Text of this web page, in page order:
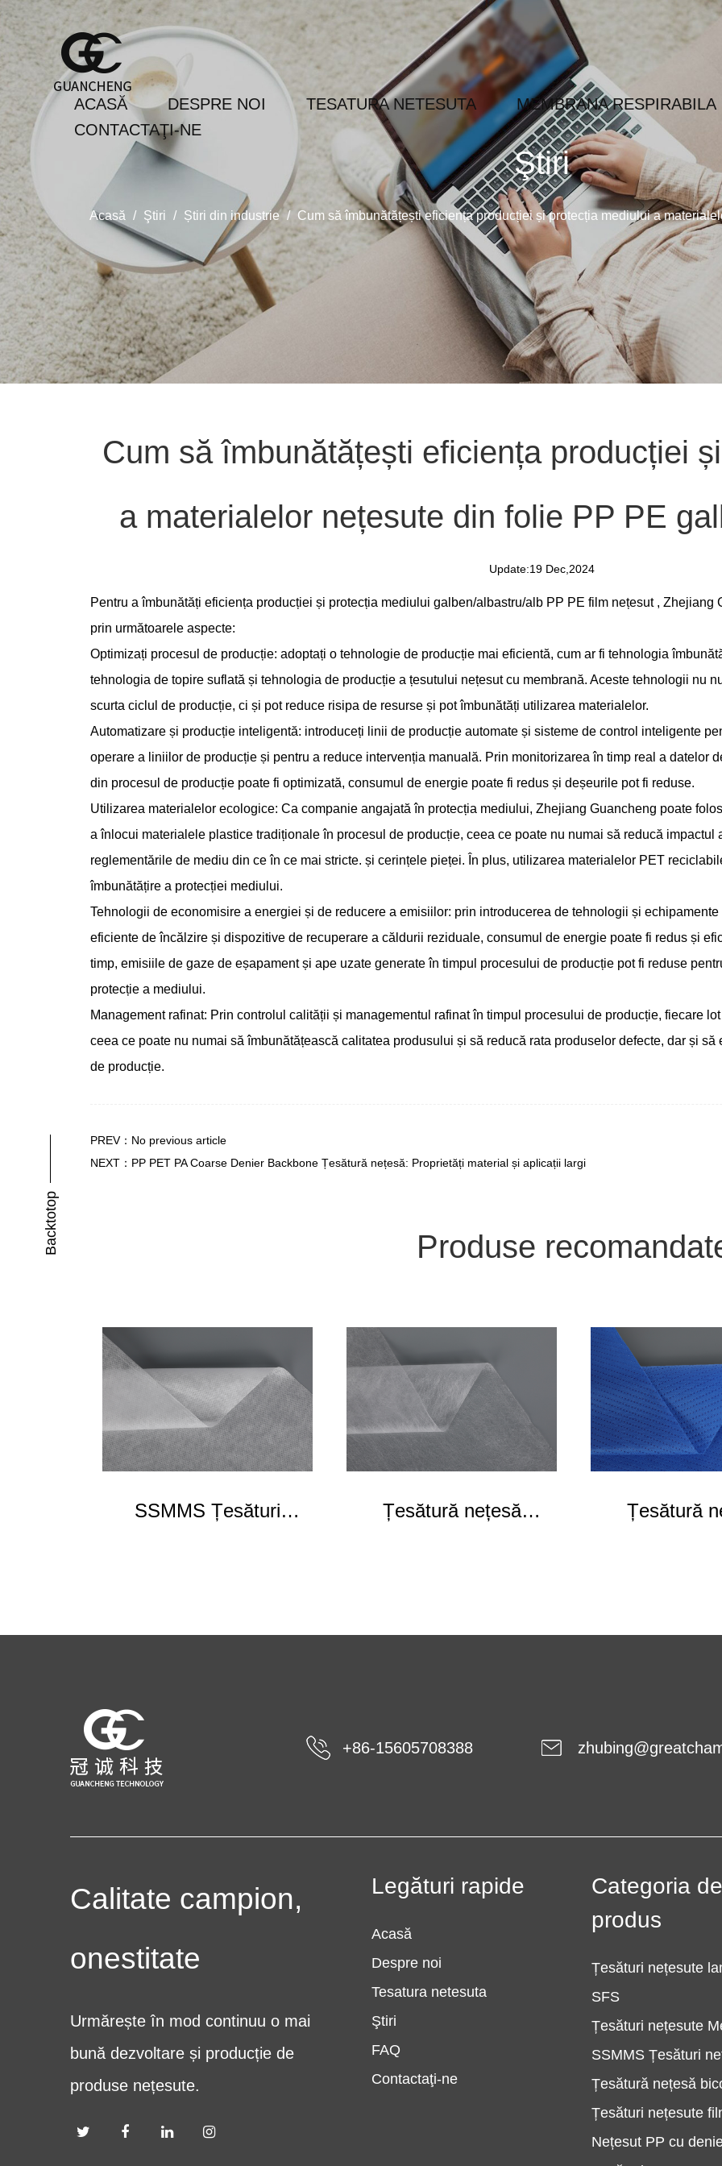
ACASĂ DESPRE NOI TESATURA NETESUTA
MEMBRANA RESPIRABILA
CONTACTAŢI-NE
Ştiri
Acasă / Ştiri / Știri din industrie / Cum să îmbunătățești eficiența producției și protecția mediului a
Cum să îmbunătățești eficiența producției
a materialelor nețesute din folie PP PE
Update:19 Dec,2024
Pentru a îmbunătăți eficiența producției și protecția mediului galben/albastru/alb PP PE film nețesut , Zhejiang
prin următoarele aspecte:
Optimizați procesul de producție: adoptați o tehnologie de producție mai eficientă, cum ar fi tehnologia
tehnologia de topire suflată și tehnologia de producție a țesutului nețesut cu membrană. Aceste tehnologii nu
scurta ciclul de producție, ci și pot reduce risipa de resurse și pot îmbunătăți utilizarea materialelor.
Automatizare și producție inteligentă: introduceți linii de producție automate și sisteme de control inteligente
operare a liniilor de producție și pentru a reduce intervenția manuală. Prin monitorizarea în timp real a datelor
din procesul de producție poate fi optimizată, consumul de energie poate fi redus și deșeurile pot fi reduse.
Utilizarea materialelor ecologice: Ca companie angajată în protecția mediului, Zhejiang Guancheng poate
a înlocui materialele plastice tradiționale în procesul de producție, ceea ce poate nu numai să reducă
reglementările de mediu din ce în ce mai stricte. și cerințele pieței. În plus, utilizarea materialelor PET
îmbunătățire a protecției mediului.
Tehnologii de economisire a energiei și de reducere a emisiilor: prin introducerea de tehnologii și
eficiente de încălzire și dispozitive de recuperare a căldurii reziduale, consumul de energie poate fi redus și
timp, emisiile de gaze de eșapament și ape uzate generate în timpul procesului de producție pot fi reduse
protecție a mediului.
Management rafinat: Prin controlul calității și managementul rafinat în timpul procesului de producție, fiecare
ceea ce poate nu numai să îmbunătățească calitatea produsului și să reducă rata produselor defecte, dar și
de producție.
PREV：No previous article
NEXT：PP PET PA Coarse Denier Backbone Țesătură nețesă: Proprietăți material și aplicații largi
Produse
SSMMS Țesături
Țesătură nețesă
Țesătură
+86-15605708388
Calitate campion,
onestitate
Urmărește în mod continuu o mai
bună dezvoltare și producție de
produse nețesute.
Legături rapide
Acasă
Despre noi
Tesatura netesuta
Ştiri
FAQ
Contactaţi-ne
Categoria de
produs
Țesături nețesute
SFS
Țesături nețesute
SSMMS Țesături
Țesătură nețesă
Țesături nețesute
Nețesut PP cu
Backtotop